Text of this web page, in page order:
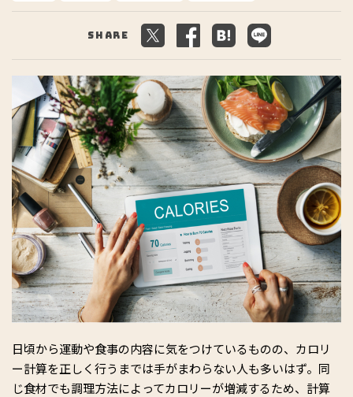
Share
日頃から運動や食事の内容に気をつけているものの、カロリ
ー計算を正しく行うまでは手がまわらない人も多いはず。同
じ食材でも調理方法によってカロリーが増減するため、計算